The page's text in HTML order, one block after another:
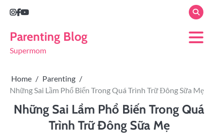
Parenting Blog
Supermom
Home
Parenting
Những Sai Lầm Phổ Biến Trong Quá Trình Trữ Đông Sữa Mẹ
Những Sai Lầm Phổ Biến Trong Quá
Trình Trữ Đông Sữa Mẹ